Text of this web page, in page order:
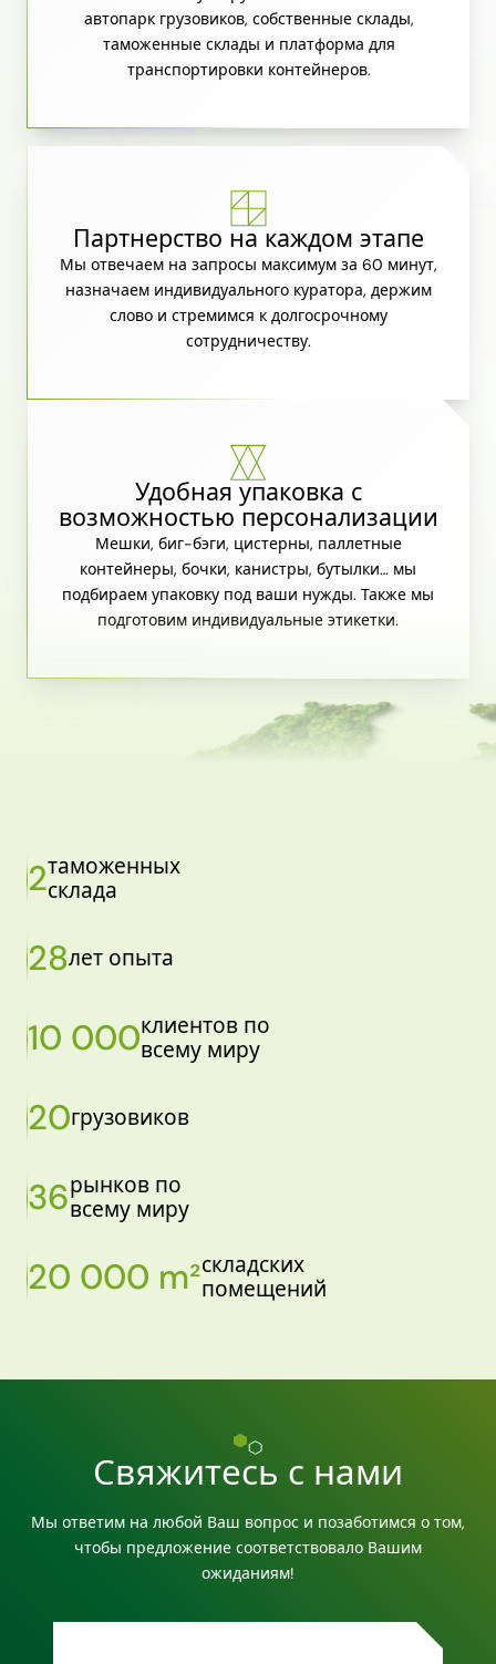
автопарк грузовиков, собственные склады,
таможенные склады и платформа для
транспортировки контейнеров.
Партнерство на каждом этапе
Мы отвечаем на запросы максимум за 60 минут,
назначаем индивидуального куратора, держим
слово и стремимся к долгосрочному
сотрудничеству.
Удобная упаковка с
возможностью персонализации
Мешки, биг-бэги, цистерны, паллетные
контейнеры, бочки, канистры, бутылки… мы
подбираем упаковку под ваши нужды. Также мы
подготовим индивидуальные этикетки.
2таможенных
склада
28лет опыта
10 000клиентов по
всему миру
20грузовиков
36рынков по
всему миру
20 000 m²складских
помещений
Свяжитесь с нами
Мы ответим на любой Ваш вопрос и позаботимся о том,
чтобы предложение соответствовало Вашим
ожиданиям!